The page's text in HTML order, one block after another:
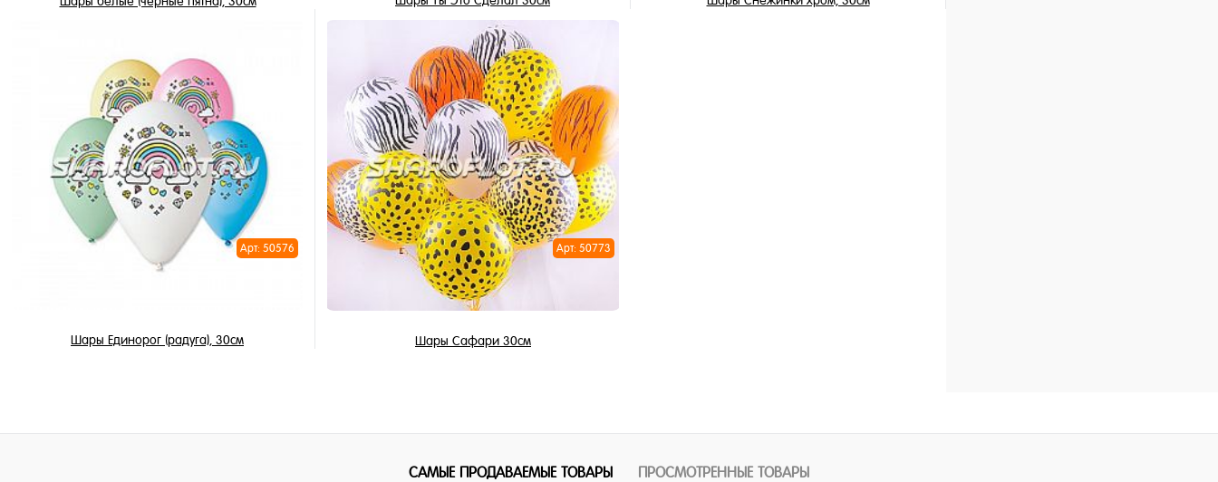
3 450 ₽ / шт
В корзину
Купить в 1 клик
В избранное
В наличии
3 450 ₽/ шт
Подписаться
Купить в 1 клик
В избранное
Недоступно
Арт: 50576
Шары Единорог (радуга), 30см
Арт: 50773
Шары Сафари 30см
САМЫЕ ПРОДАВАЕМЫЕ ТОВАРЫ ПРОСМОТРЕННЫЕ ТОВАРЫ